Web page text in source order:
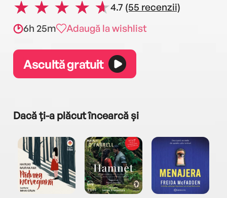
4.7 (55 recenzii)
6h 25m
Adaugă la wishlist
Ascultă gratuit
Dacă ți-a plăcut încearcă și